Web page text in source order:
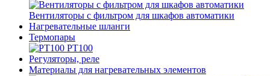
Вентиляторы с фильтром для шкафов автоматики
Нагревательные шланги
Термопары
PT100
Регуляторы, реле
Материалы для нагревательных элементов